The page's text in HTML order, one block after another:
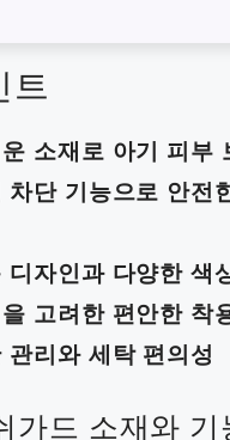
트
소재로 아기 피부
차단 기능으로 안전
디자인과 다양한 색
고려한 편안한 착
관리와 세탁 편의성
가드 소재와 기